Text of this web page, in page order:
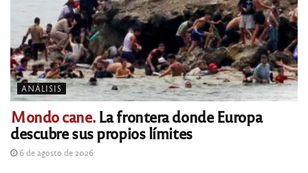
ANÁLISIS
Mondo cane.La frontera donde Europa
descubre sus propios límites
6 de agosto de 2026